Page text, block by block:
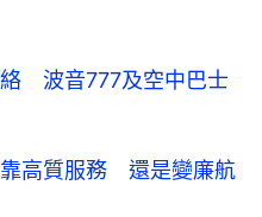
絡 波音777及空中巴士
高質服務 還是變廉航